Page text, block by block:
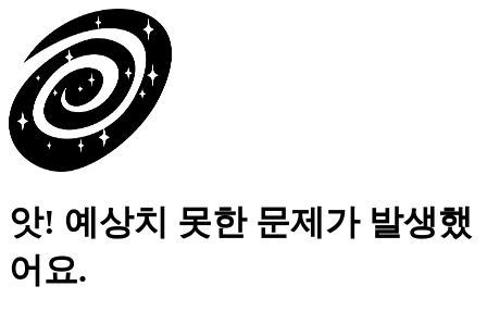
앗! 예상치 못한 문제가 발생했
어요.